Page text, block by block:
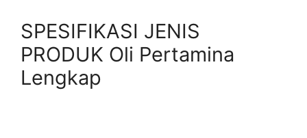
SPESIFIKASI JENIS
PRODUK Oli Pertamina
Lengkap